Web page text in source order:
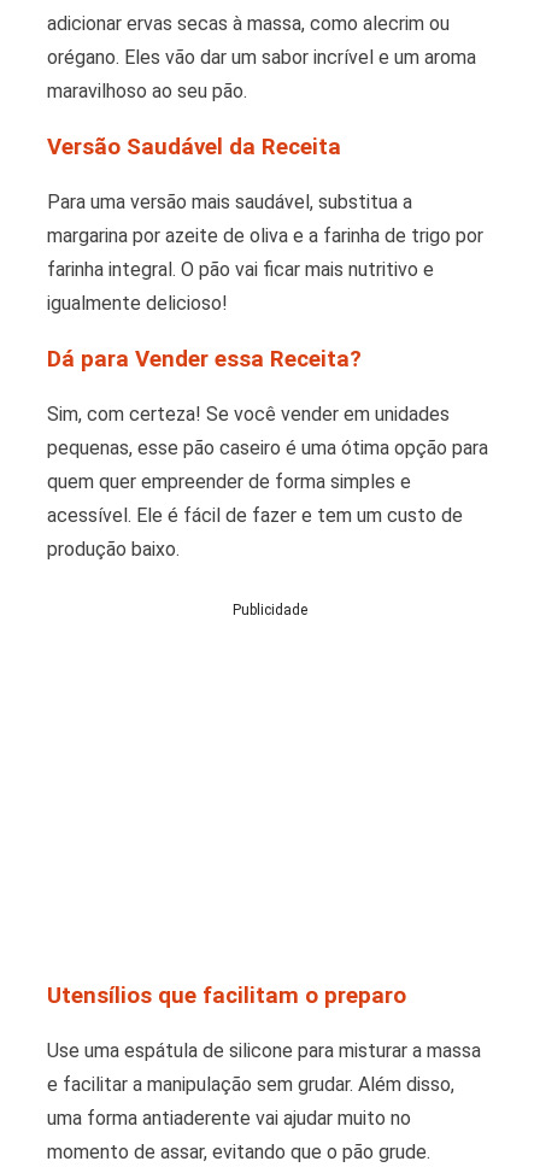
adicionar ervas secas à massa, como alecrim ou
orégano. Eles vão dar um sabor incrível e um aroma
maravilhoso ao seu pão.
Versão Saudável da Receita
Para uma versão mais saudável, substitua a
margarina por azeite de oliva e a farinha de trigo por
farinha integral. O pão vai ficar mais nutritivo e
igualmente delicioso!
Dá para Vender essa Receita?
Sim, com certeza! Se você vender em unidades
pequenas, esse pão caseiro é uma ótima opção para
quem quer empreender de forma simples e
acessível. Ele é fácil de fazer e tem um custo de
produção baixo.
Publicidade
Utensílios que facilitam o preparo
Use uma espátula de silicone para misturar a massa
e facilitar a manipulação sem grudar. Além disso,
uma forma antiaderente vai ajudar muito no
momento de assar, evitando que o pão grude.